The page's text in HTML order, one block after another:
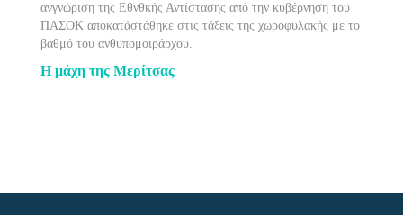
ΤΙΤΟΣ ΑΘΑΝΑΣΙΑΔΗΣ
Η ΜΗΧΑΝΗ ΤΟΥ ΧΡΟΝΟΥ
7 ΕΛΛΗΝΕΣ ΝΕΚΡΟΙ
ΕΔΟΥΑΡΔΟ ΓΚΟΛΕΑΝΟ
ΠΟΙΗΜΑ Ν. ΠΑΠΑΚΟΓΚΟΥ
ΤΟΠΟΘΕΣΙΑ
Google Χάρτης
ΔΡΑΣΕΙΣ
ανγνώριση της Εθνθκής Αντίστασης από την κυβέρνηση του
ΠΑΣΟΚ αποκατάστάθηκε στις τάξεις της χωροφυλακής με το
βαθμό του ανθυπομοιράρχου.
Η μάχη της Μερίτσας